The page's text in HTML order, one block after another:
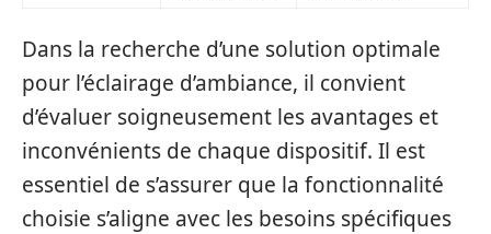
Dans la recherche d’une solution optimale
pour l’éclairage d’ambiance, il convient
d’évaluer soigneusement les avantages et
inconvénients de chaque dispositif. Il est
essentiel de s’assurer que la fonctionnalité
choisie s’aligne avec les besoins spécifiques